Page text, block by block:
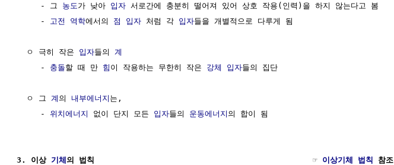
     - 그
농도 가 낮아 입자 서로간에 충분히 떨어져 있어 상호 작용(인력)을 하지 않는다고 봄
     -
고전 역학에서의 점 입자 처럼 각 입자들을 개별적으로 다루게 됨
  ㅇ 극히 작은
입자들의 계
     -
충돌할 때 만 힘 이 작용하는 무한히 작은 강체 입자들의 집단
  ㅇ 그
계 의 내부에너지 는,
     -
위치에너지 없이 단지 모든 입자들의 운동에너지 의 합이 됨
3. 이상 기체의 법칙                                              ☞ 이상기체 법칙 참조